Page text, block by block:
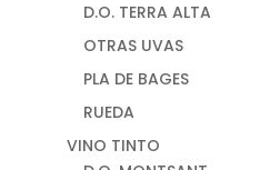
D.O. TERRA ALTA
OTRAS UVAS
PLA DE BAGES
RUEDA
VINO TINTO